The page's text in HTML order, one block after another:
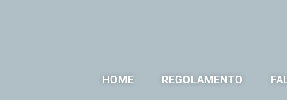
HOME REGOLAMENTO